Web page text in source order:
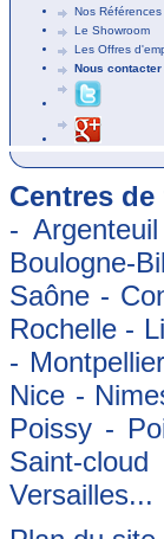
Nos Références
Le Showroom
Les Offres
Nous contacter
Centres
-
Boulogne-
Saône -
Rochelle -
-
Nice -
Poissy -
Saint-
Versailles...